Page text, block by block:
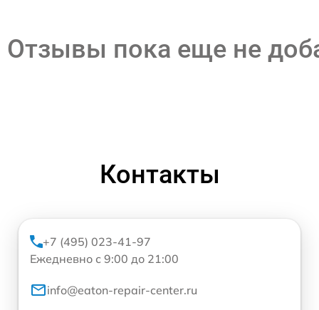
Отзывы пока еще не
Контакты
+7 (495) 023-41-97
Ежедневно с 9:00 до 21:00
info@eaton-repair-center.ru